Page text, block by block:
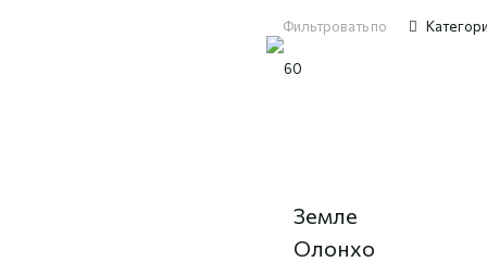
Фильтровать по
Земле
Олонхо